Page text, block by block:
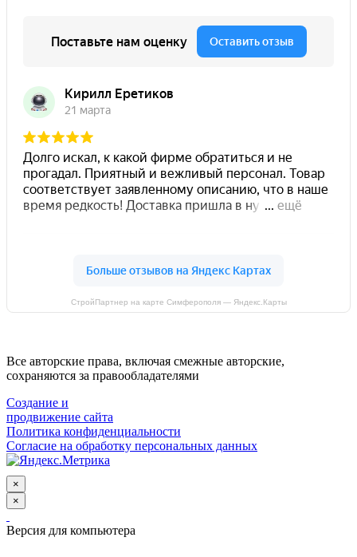
СтройПартнер на карте Симферополя — Яндекс.Карты
Все авторские права, включая смежные авторские,
сохраняются за правообладателями
Создание и
продвижение сайта
Политика конфиденциальности
Согласие на обработку персональных данных
×
×
Версия для компьютера